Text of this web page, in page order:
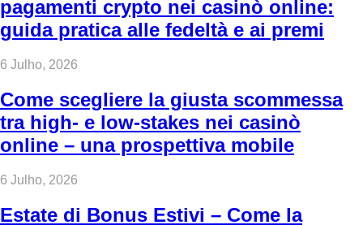
pagamenti crypto nei casinò online:
guida pratica alle fedeltà e ai premi
6 Julho, 2026
Come scegliere la giusta scommessa
tra high‑ e low‑stakes nei casinò
online – una prospettiva mobile
6 Julho, 2026
Estate di Bonus Estivi – Come la